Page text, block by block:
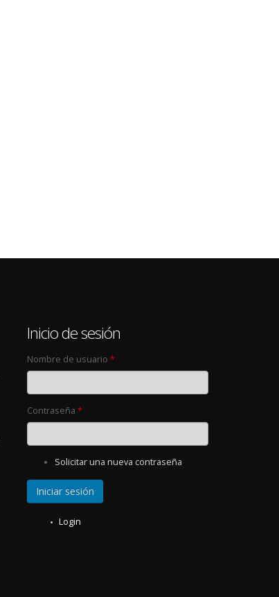
Inicio de sesión
Nombre de usuario *
Contraseña *
Solicitar una nueva contraseña
Login